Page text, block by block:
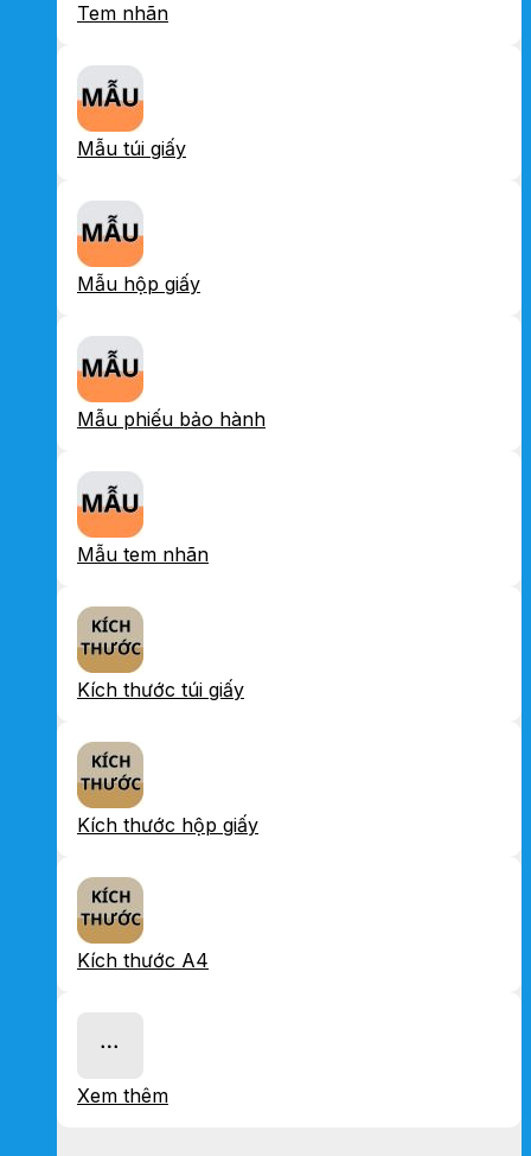
Tem nhãn
Mẫu túi giấy
Mẫu hộp giấy
Mẫu phiếu bảo hành
Mẫu tem nhãn
Kích thước túi giấy
Kích thước hộp giấy
Kích thước A4
Xem thêm